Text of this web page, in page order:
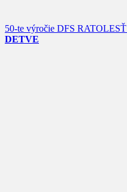
50-te výročie DFS RATOLESŤ
DETVE